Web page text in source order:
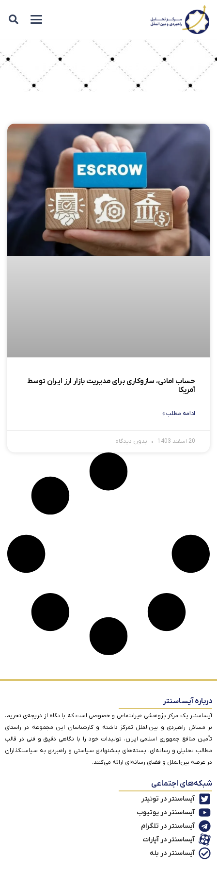
برچسب: حساب امانی
حساب امانی، سازوکاری برای مدیریت بازار ارز ایران توسط
آمریکا
ادامه مطلب »
20 اسفند 1403 بدون دیدگاه
درباره آیساسنتر
آیساسنتر یک مرکز پژوهشی غیرانتفاعی و خصوصی است که با نگاه از دریچه‌ی تحریم،
بر مسائل راهبردی و بین‌الملل تمرکز داشته و کارشناسان این مجموعه در راستای
تأمین منافع جمهوری اسلامی ایران، تولیدات خود را با نگاهی دقیق و فنی در قالب
مطالب تحلیلی و رسانه‌ای، بسته‌های پیشنهادی سیاستی و راهبردی به سیاستگذاران
در عرصه بین‌الملل و فضای رسانه‌ای ارائه می‌کنند.
شبکه‌های اجتماعی
آیساسنتر در توئیتر
آیساسنتر در یوتیوب
آیساسنتر در تلگرام
آیساسنتر در آپارات
آیساسنتر در بله